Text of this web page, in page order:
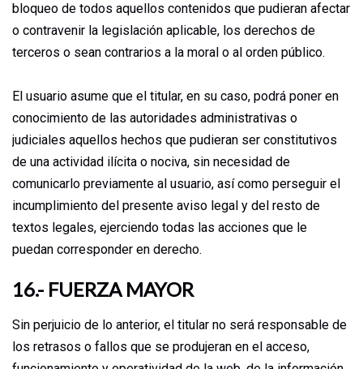
bloqueo de todos aquellos contenidos que pudieran afectar
o contravenir la legislación aplicable, los derechos de
terceros o sean contrarios a la moral o al orden público.
El usuario asume que el titular, en su caso, podrá poner en
conocimiento de las autoridades administrativas o
judiciales aquellos hechos que pudieran ser constitutivos
de una actividad ilícita o nociva, sin necesidad de
comunicarlo previamente al usuario, así como perseguir el
incumplimiento del presente aviso legal y del resto de
textos legales, ejerciendo todas las acciones que le
puedan corresponder en derecho.
16.- FUERZA MAYOR
Sin perjuicio de lo anterior, el titular no será responsable de
los retrasos o fallos que se produjeran en el acceso,